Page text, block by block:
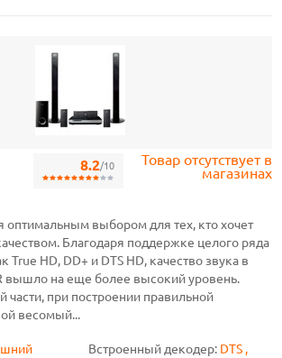
Товар отсутствует в
магазинах
8.2/10
оптимальным выбором для тех, кто хочет
Благодаря поддержке целого ряда
True HD, DD+ и DTS HD, качество звука в
вышло на еще более высокий уровень.
части, при построении правильной
весомый...
Встроенный декодер: DTS ,